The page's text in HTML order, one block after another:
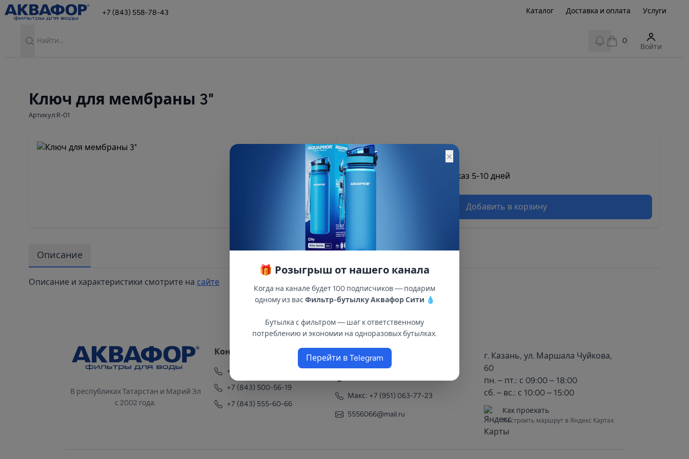
+7 (843) 558-78-43 Каталог Доставка и оплата Услуги
View notifications
0
Войти
Ключ для мембраны 3"
Артикул:R-01
210 ₽
Остатки:
Основной склад: Под заказ 5-10 дней
Добавить в корзину
Описание
Описание и характеристики смотрите на сайте
В республиках Татарстан и Марий Эл
с 2002 года.
Контакты
+7 (843) 558-78-43
+7 (843) 500-56-19
+7 (843) 555-60-66
+7 (951) 063-77-23
Макс: +7 (951) 063-77-23
5556066@mail.ru
г. Казань, ул. Маршала Чуйкова,
60
пн. – пт.: с 09:00 – 18:00
сб. – вс.: с 10:00 – 15:00
Как проехать
Построить маршрут в Яндекс Картах
×
🎁 Розыгрыш от нашего канала
Когда на канале будет 100 подписчиков — подарим
одному из вас Фильтр-бутылку Аквафор Сити 💧
Бутылка с фильтром — шаг к ответственному
потреблению и экономии на одноразовых бутылках.
Перейти в Telegram